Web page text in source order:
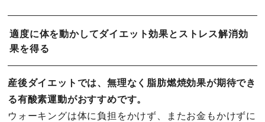
適度に体を動かしてダイエット効果とストレス解消効
果を得る
産後ダイエットでは、無理なく脂肪燃焼効果が期待でき
る有酸素運動がおすすめです。
ウォーキングは体に負担をかけず、またお金もかけずに